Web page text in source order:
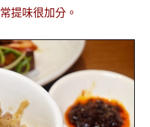
提味很加分。